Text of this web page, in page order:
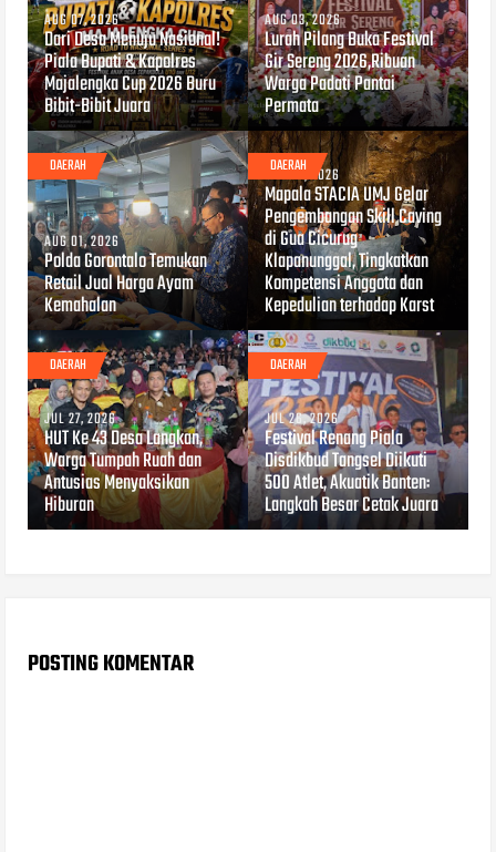
AUG 07, 2026
Dari Desa Menuju Nasional!
Piala Bupati & Kapolres
Majalengka Cup 2026 Buru
Bibit-Bibit Juara
AUG 03, 2026
Lurah Pilang Buka Festival
Gir Sereng 2026,Ribuan
Warga Padati Pantai
Permata
DAERAH
AUG 01, 2026
Polda Gorontalo Temukan
Retail Jual Harga Ayam
Kemahalan
DAERAH
AUG 01, 2026
Mapala STACIA UMJ Gelar
Pengembangan Skill Caving
di Gua Cicurug
Klapanunggal, Tingkatkan
Kompetensi Anggota dan
Kepedulian terhadap Karst
DAERAH
JUL 27, 2026
HUT Ke 43 Desa Langkan,
Warga Tumpah Ruah dan
Antusias Menyaksikan
Hiburan
DAERAH
JUL 26, 2026
Festival Renang Piala
Disdikbud Tangsel Diikuti
500 Atlet, Akuatik Banten:
Langkah Besar Cetak Juara
POSTING KOMENTAR